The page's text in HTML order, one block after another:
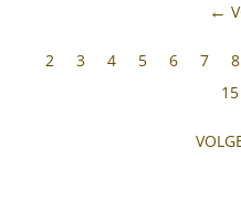
2 3 4 5 6 7 8
15